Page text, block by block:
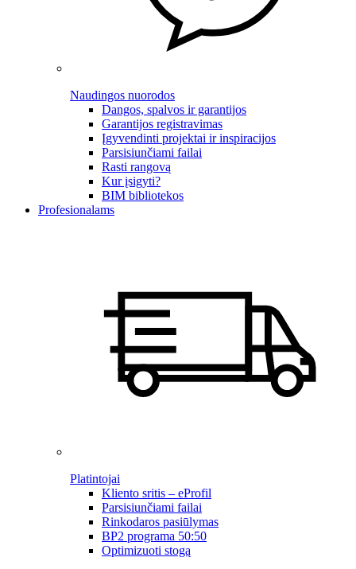
Naudingos nuorodos
Dangos, spalvos ir garantijos
Garantijos registravimas
Įgyvendinti projektai ir inspiracijos
Parsisiunčiami failai
Rasti rangovą
Kur įsigyti?
BIM bibliotekos
Profesionalams
Platintojai
Kliento sritis – eProfil
Parsisiunčiami failai
Rinkodaros pasiūlymas
BP2 programa 50:50
Optimizuoti stogą